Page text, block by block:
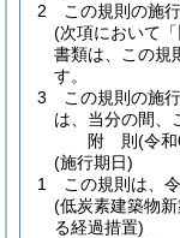
2
この規則の施
(次項において
書類は、この規
す。
3
この規則の施
は、当分の間、
附 則(令
(施行期日)
1
この規則は、
(低炭素建築物
る経過措置)